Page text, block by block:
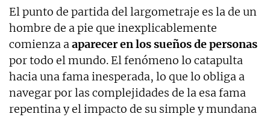
El punto de partida del largometraje es la de un
hombre de a pie que inexplicablemente
comienza aaparecer en los sueños de personas
por todo el mundo. El fenómeno lo catapulta
hacia una fama inesperada, lo que lo obliga a
navegar por las complejidades de la esa fama
repentina y el impacto de su simple y mundana